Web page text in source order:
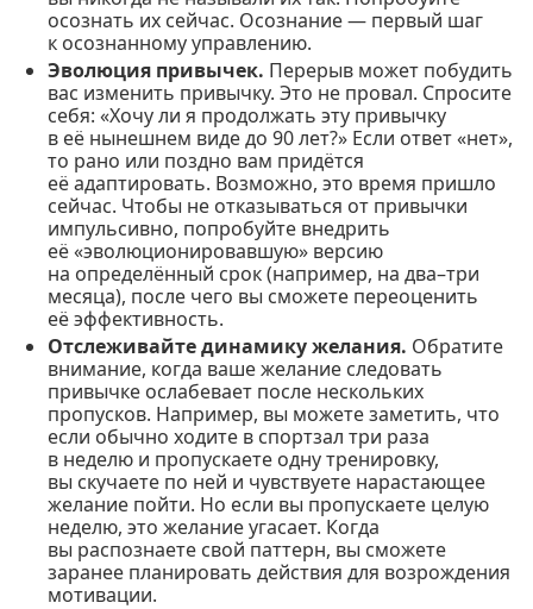
осознать их сейчас. Осознание — первый шаг
к осознанному управлению.
Эволюция привычек. Перерыв может побудить
вас изменить привычку. Это не провал. Спросите
себя: «Хочу ли я продолжать эту привычку
в её нынешнем виде до 90 лет?» Если ответ «нет»,
то рано или поздно вам придётся
её адаптировать. Возможно, это время пришло
сейчас. Чтобы не отказываться от привычки
импульсивно, попробуйте внедрить
её «эволюционировавшую» версию
на определённый срок (например, на два–три
месяца), после чего вы сможете переоценить
её эффективность.
Отслеживайте динамику желания. Обратите
внимание, когда ваше желание следовать
привычке ослабевает после нескольких
пропусков. Например, вы можете заметить, что
если обычно ходите в спортзал три раза
в неделю и пропускаете одну тренировку,
вы скучаете по ней и чувствуете нарастающее
желание пойти. Но если вы пропускаете целую
неделю, это желание угасает. Когда
вы распознаете свой паттерн, вы сможете
заранее планировать действия для возрождения
мотивации.